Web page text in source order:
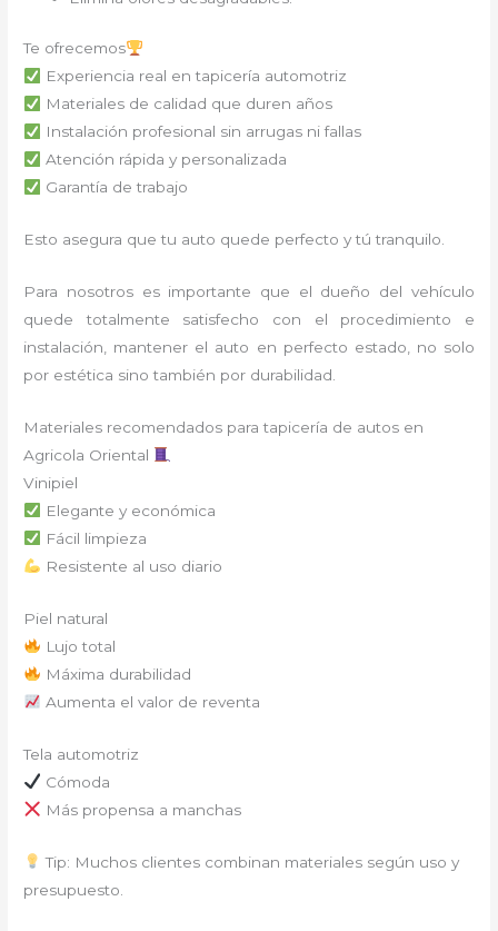
Te ofrecemos
Experiencia real en tapicería automotriz
Materiales de calidad que duren años
Instalación profesional sin arrugas ni fallas
Atención rápida y personalizada
Garantía de trabajo
Esto asegura que tu auto quede perfecto y tú tranquilo.
Para nosotros es importante que el dueño del vehículo
quede totalmente satisfecho con el procedimiento e
instalación, mantener el auto en perfecto estado, no solo
por estética sino también por durabilidad.
Materiales recomendados para tapicería de autos en
Agricola Oriental
Vinipiel
Elegante y económica
Fácil limpieza
Resistente al uso diario
Piel natural
Lujo total
Máxima durabilidad
Aumenta el valor de reventa
Tela automotriz
Cómoda
Más propensa a manchas
Tip: Muchos clientes combinan materiales según uso y
presupuesto.